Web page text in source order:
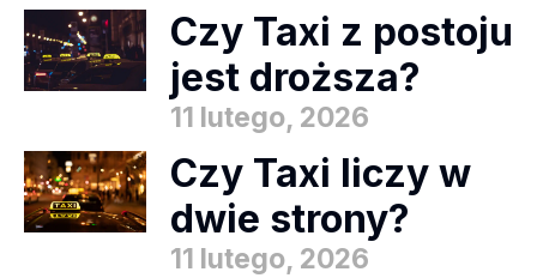
Czy Taxi z postoju
jest droższa?
11 lutego, 2026
Czy Taxi liczy w
dwie strony?
11 lutego, 2026